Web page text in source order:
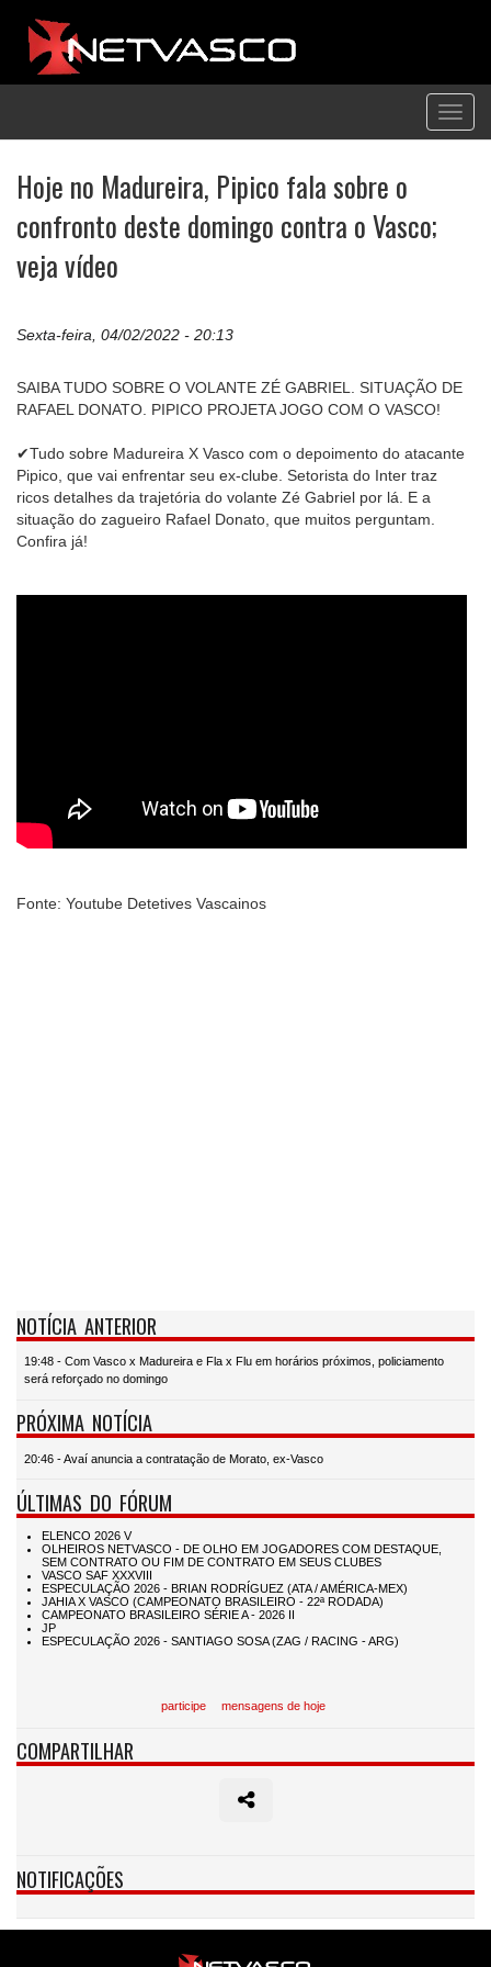
Hoje no Madureira, Pipico fala sobre o
confronto deste domingo contra o Vasco;
veja vídeo
Sexta-feira, 04/02/2022 - 20:13
SAIBA TUDO SOBRE O VOLANTE ZÉ GABRIEL. SITUAÇÃO DE
RAFAEL DONATO. PIPICO PROJETA JOGO COM O VASCO!
✔Tudo sobre Madureira X Vasco com o depoimento do atacante
Pipico, que vai enfrentar seu ex-clube. Setorista do Inter traz
ricos detalhes da trajetória do volante Zé Gabriel por lá. E a
situação do zagueiro Rafael Donato, que muitos perguntam.
Confira já!
Fonte: Youtube Detetives Vascainos
NOTÍCIA ANTERIOR
19:48 - Com Vasco x Madureira e Fla x Flu em horários próximos, policiamento
será reforçado no domingo
PRÓXIMA NOTÍCIA
20:46 - Avaí anuncia a contratação de Morato, ex-Vasco
ÚLTIMAS DO FÓRUM
participe mensagens de hoje
COMPARTILHAR
NOTIFICAÇÕES